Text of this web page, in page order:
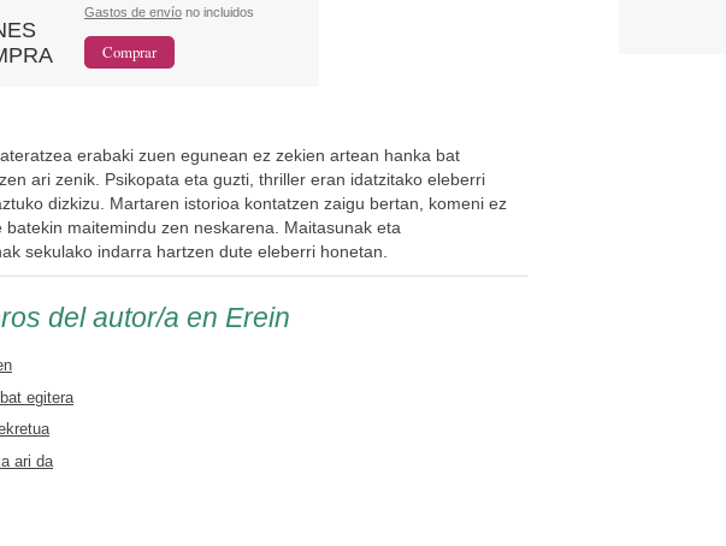
Gastos de envío no incluidos
erabaki zuen egunean ez zekien artean hanka bat
ari zenik. Psikopata eta guzti, thriller eran idatzitako eleberri
dizkizu. Martaren istorioa kontatzen zaigu bertan, komeni ez
batekin maitemindu zen neskarena. Maitasunak eta
sekulako indarra hartzen dute eleberri honetan.
del autor/a en Erein
egitera
ari da